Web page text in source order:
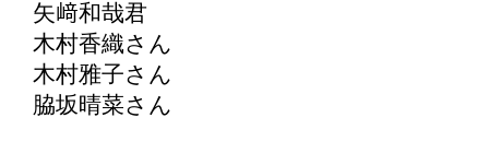
矢﨑和哉君
木村香織さん
木村雅子さん
脇坂晴菜さん